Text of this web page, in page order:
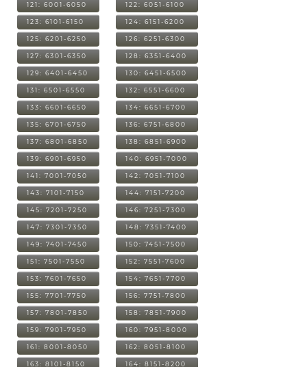
121: 6001-6050 122: 6051-6100
123: 6101-6150 124: 6151-6200
125: 6201-6250 126: 6251-6300
127: 6301-6350 128: 6351-6400
129: 6401-6450 130: 6451-6500
131: 6501-6550 132: 6551-6600
133: 6601-6650 134: 6651-6700
135: 6701-6750 136: 6751-6800
137: 6801-6850 138: 6851-6900
139: 6901-6950 140: 6951-7000
141: 7001-7050 142: 7051-7100
143: 7101-7150 144: 7151-7200
145: 7201-7250 146: 7251-7300
147: 7301-7350 148: 7351-7400
149: 7401-7450 150: 7451-7500
151: 7501-7550 152: 7551-7600
153: 7601-7650 154: 7651-7700
155: 7701-7750 156: 7751-7800
157: 7801-7850 158: 7851-7900
159: 7901-7950 160: 7951-8000
161: 8001-8050 162: 8051-8100
163: 8101-8150 164: 8151-8200